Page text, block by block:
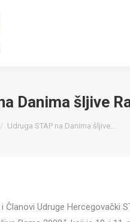
Danima šljive
Udruga STAP na Danima šljive…
Članovi Udruge Hercegovački